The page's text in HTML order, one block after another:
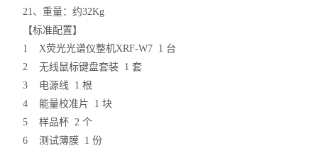
21、重量：约32Kg
【标准配置】
1 X荧光光谱仪整机XRF-W7 1 台
2 无线鼠标键盘套装 1 套
3 电源线 1 根
4 能量校准片 1 块
5 样品杯 2 个
6 测试薄膜 1 份